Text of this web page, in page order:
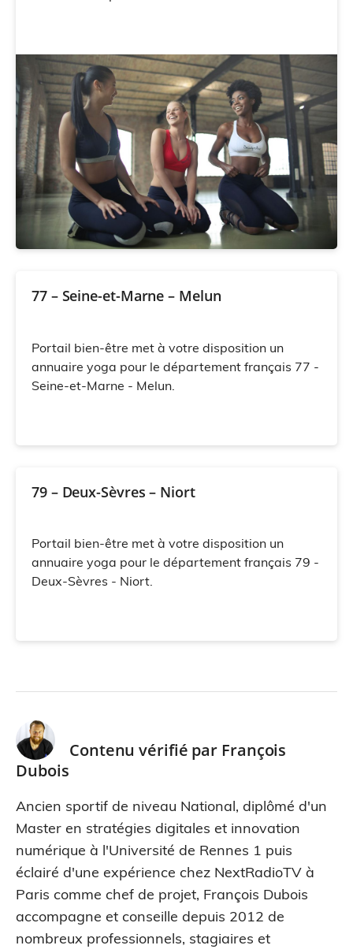
77 – Seine-et-Marne – Melun
Portail bien-être met à votre disposition un
annuaire yoga pour le département français 77 -
Seine-et-Marne - Melun.
79 – Deux-Sèvres – Niort
Portail bien-être met à votre disposition un
annuaire yoga pour le département français 79 -
Deux-Sèvres - Niort.
Contenu vérifié par François
Dubois
Ancien sportif de niveau National, diplômé d'un
Master en stratégies digitales et innovation
numérique à l'Université de Rennes 1 puis
éclairé d'une expérience chez NextRadioTV à
Paris comme chef de projet, François Dubois
accompagne et conseille depuis 2012 de
nombreux professionnels, stagiaires et